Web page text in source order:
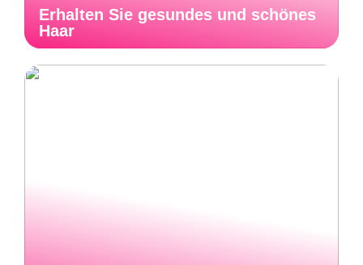
Erhalten Sie gesundes und schönes
Haar